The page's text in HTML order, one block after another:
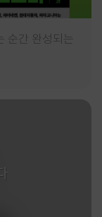
순간 완성되는